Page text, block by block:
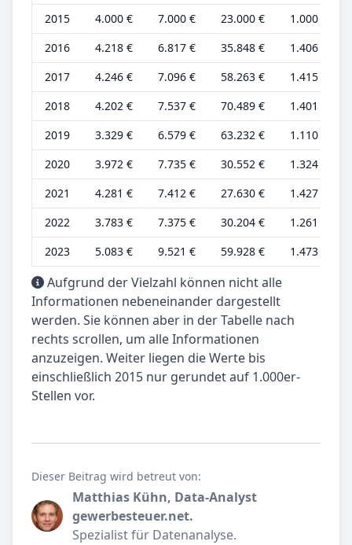
2015
4.000 € 7.000 € 23.000 €
1.000 €
2016
4.218 € 6.817 € 35.848 €
1.406 €
2017
4.246 € 7.096 € 58.263 €
1.415 €
2018
4.202 € 7.537 € 70.489 €
1.401 €
2019
3.329 € 6.579 € 63.232 €
1.110 €
2020
3.972 € 7.735 € 30.552 €
1.324 €
2021
4.281 € 7.412 € 27.630 €
1.427 €
2022
3.783 € 7.375 € 30.204 €
1.261 €
2023
5.083 € 9.521 € 59.928 € 1.473 €
Aufgrund der Vielzahl können nicht alle
Informationen nebeneinander dargestellt
werden. Sie können aber in der Tabelle nach
rechts scrollen, um alle Informationen
anzuzeigen. Weiter liegen die Werte bis
einschließlich 2015 nur gerundet auf 1.000er-
Stellen vor.
Dieser Beitrag wird betreut von:
Matthias Kühn, Data-Analyst
gewerbesteuer.net.
Spezialist für Datenanalyse.